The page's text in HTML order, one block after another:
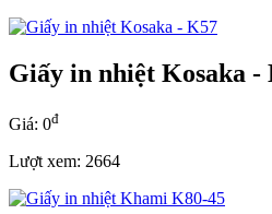
Giấy in nhiệt Kosaka -
Giá: 0đ
Lượt xem: 2664